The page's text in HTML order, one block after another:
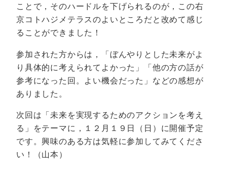
ことで，そのハードルを下げられるのが，この右
京コトハジメテラスのよいところだと改めて感じ
ることができました！
参加された方からは，「ぼんやりとした未来がよ
り具体的に考えられてよかった」「他の方の話が
参考になった回。よい機会だった」などの感想が
ありました。
次回は「未来を実現するためのアクションを考え
る」をテーマに，１２月１９日（日）に開催予定
です。興味のある方は気軽に参加してみてくださ
い！（山本）